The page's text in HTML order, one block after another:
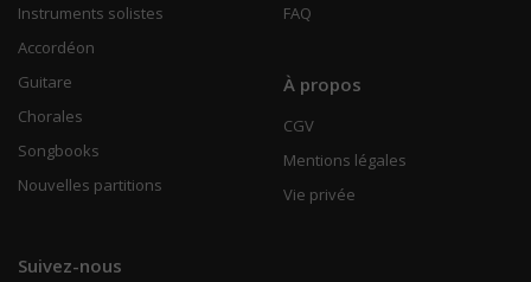
Instruments solistes
Accordéon
Guitare
Chorales
Songbooks
Nouvelles partitions
FAQ
À propos
CGV
Mentions légales
Vie privée
Suivez-nous